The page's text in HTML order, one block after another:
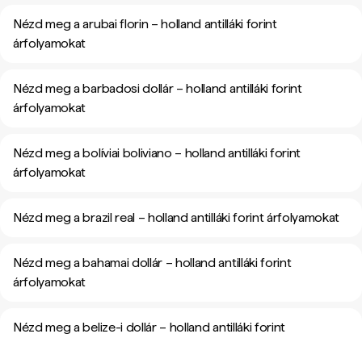
Nézd meg a arubai florin – holland antilláki forint
árfolyamokat
Nézd meg a barbadosi dollár – holland antilláki forint
árfolyamokat
Nézd meg a bolíviai boliviano – holland antilláki forint
árfolyamokat
Nézd meg a brazil real – holland antilláki forint árfolyamokat
Nézd meg a bahamai dollár – holland antilláki forint
árfolyamokat
Nézd meg a belize-i dollár – holland antilláki forint